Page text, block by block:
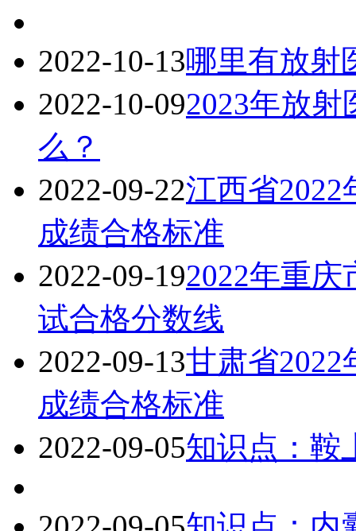
2022-10-13哪里有放射
2022-10-092023年放
么？
2022-09-22江西省
成绩合格标准
2022-09-192022年重
试合格分数线
2022-09-13甘肃省
成绩合格标准
2022-09-05知识点：鞍